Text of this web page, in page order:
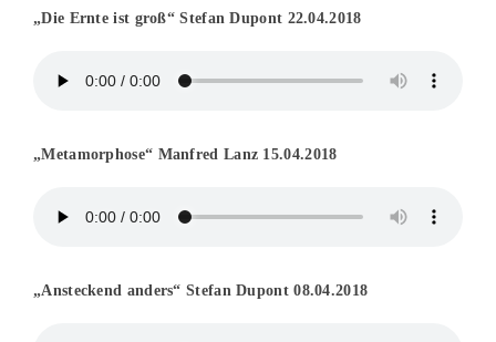
„Die Ernte ist groß“ Stefan Dupont 22.04.2018
„Metamorphose“ Manfred Lanz 15.04.2018
„Ansteckend anders“ Stefan Dupont 08.04.2018